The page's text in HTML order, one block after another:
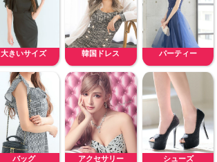
大きいサイズ 韓国ドレス パーティー
バッグ アクセサリー シューズ